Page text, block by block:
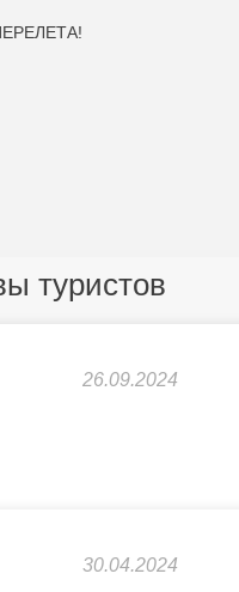
туристов
26.09.2024
30.04.2024